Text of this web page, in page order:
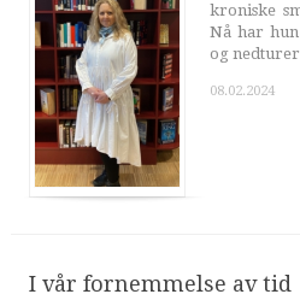
kroniske
Nå har
og
08.02.2024
I vår fornemmelse av tid